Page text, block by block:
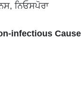
ਨਿਓਸਪੋਰਾ
infectious